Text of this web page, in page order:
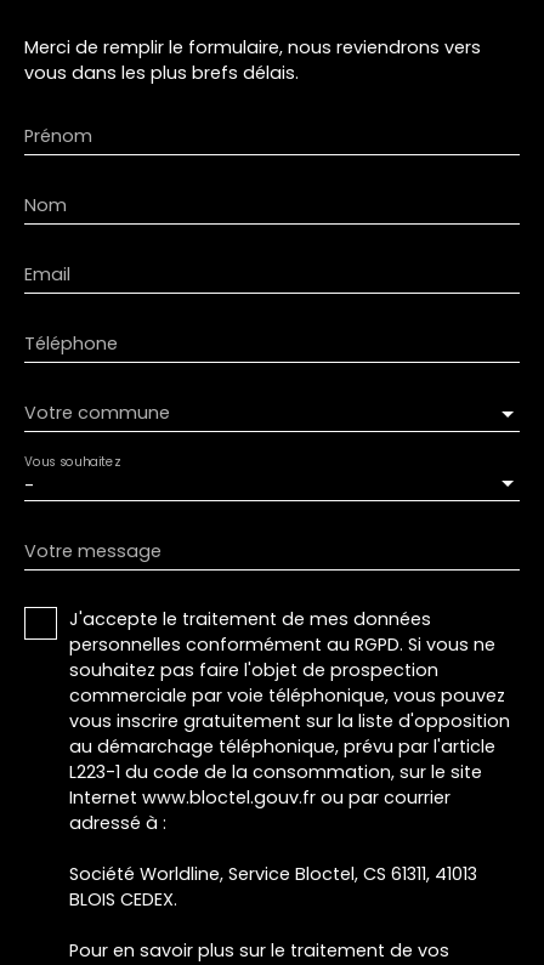
Merci de remplir le formulaire, nous reviendrons vers
vous dans les plus brefs délais.
Prénom
Nom
Email
Téléphone
Votre commune
-
Vous souhaitez
Votre message
J'accepte le traitement de mes données
personnelles conformément au RGPD. Si vous ne
souhaitez pas faire l'objet de prospection
commerciale par voie téléphonique, vous pouvez
vous inscrire gratuitement sur la liste d'opposition
au démarchage téléphonique, prévu par l'article
L223-1 du code de la consommation, sur le site
Internet www.bloctel.gouv.fr ou par courrier
adressé à :
Société Worldline, Service Bloctel, CS 61311, 41013
BLOIS CEDEX.
Pour en savoir plus sur le traitement de vos